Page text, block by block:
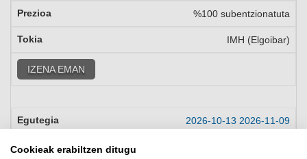
%100 subentzionatuta
IMH (Elgoibar)
IZENA EMAN
2026-10-13 2026-11-09
Cookieak erabiltzen ditugu